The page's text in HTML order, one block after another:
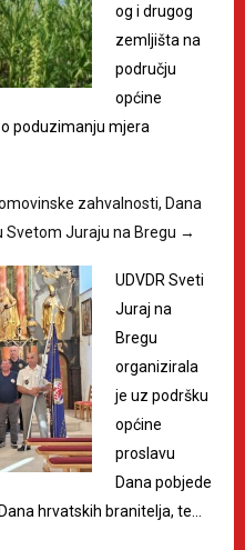
og i drugog
zemljišta na
području
općine
poduzimanju mjera
zahvalnosti, Dana
Svetom Juraju na Bregu →
UDVDR Sveti
Juraj na
Bregu
organizirala
je uz podršku
općine
proslavu
Dana pobjede
hrvatskih branitelja, te…